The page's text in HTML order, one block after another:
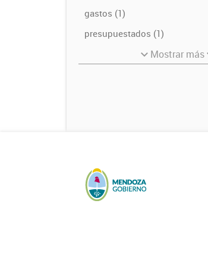
gastos (1)
presupuestados (1)
Mostrar más